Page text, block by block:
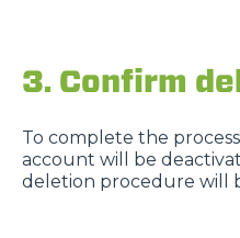
3. Confirm
To complete the
account will be
deletion procedure will